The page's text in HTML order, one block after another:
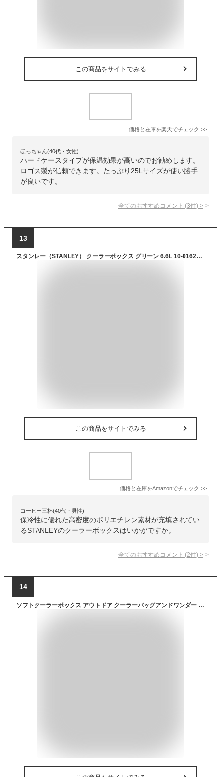
この商品をサイトでみる
価格と在庫を楽天でチェック >>
ほっちゃん(40代・女性)
ハードケースタイプが保温効果が高いのでお勧めします。
ロゴス製が信頼できます。たっぷり25Lサイズが使い勝手
が良いです。
全てのおすすめコメント (3件) >
13
スタンレー（STANLEY） クーラーボックス グリーン 6.6L 10-01622-115 保冷 アウトドア キャンプ レジャー BBQ 運動会 釣り 遠足 登山 （グリーン/ＦＦ）
この商品をサイトでみる
価格と在庫をAmazonでチェック >>
コーヒー三杯(40代・男性)
保冷性に優れた高密度のポリエチレン素材が充填されてい
るSTANLEYのクーラーボックスはいかがですか。
全てのおすすめコメント (2件) >
14
ソフトクーラーボックス アウトドア クーラーバッグアンドワンダー シル ソフト クーラー スモールand wander sil soft cooler small5l クーラーボックス 小型 折りたたみ 軽量 保冷 保冷力 保冷バッグ◇ソフトクーラー【あす楽14時まで】 送料無料 P10倍